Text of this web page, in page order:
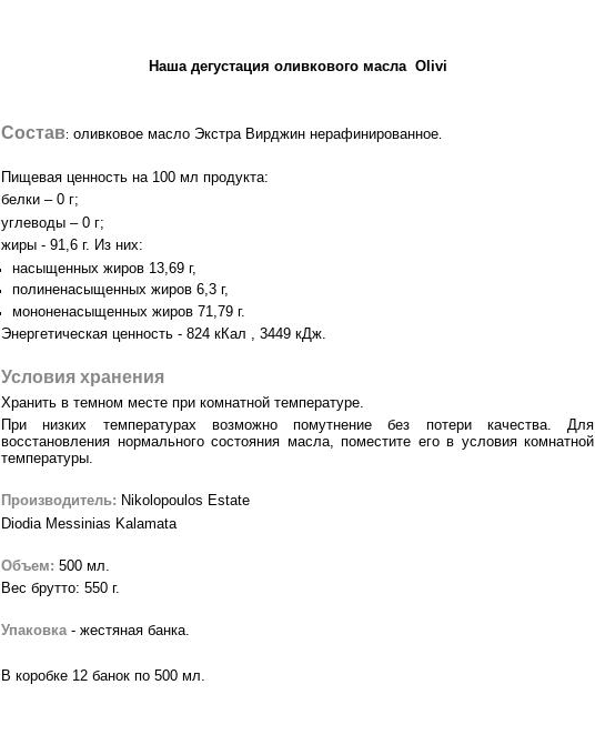
Наша дегустация оливкового масла Olivi
Состав: оливковое масло Экстра Вирджин нерафинированное
Пищевая ценность на 100 мл продукта:
белки – 0 г;
углеводы – 0 г;
жиры - 91,6 г. Из них:
насыщенных жиров 13,69 г,
полиненасыщенных жиров 6,3 г,
мононенасыщенных жиров 71,79 г.
Энергетическая ценность - 824 кКал , 3449 кДж.
Условия хранения
Хранить в темном месте при комнатной температуре.
При низких температурах возможно помутнение без потери качества. Для
восстановления нормального состояния масла, поместите его в условия комнатной
температуры.
Производитель: Nikolopoulos Estate
Diodia Messinias Kalamata
Объем: 500 мл.
Вес брутто: 550 г.
Упаковка- жестяная банка.
В коробке 12 банок по 500 мл.